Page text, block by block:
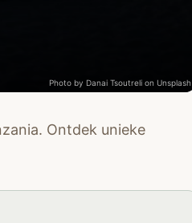
Photo by Danai Tsoutreli on Unsplash
Ontdek unieke